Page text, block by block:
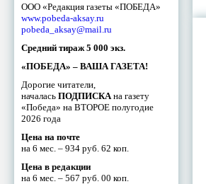
ООО «Редакция газеты «ПОБЕДА»
www.pobeda-aksay.ru
pobeda_aksay@mail.ru
Средний тираж 5 000 экз.
«ПОБЕДА» – ВАША ГАЗЕТА!
Дорогие читатели,
началась ПОДПИСКА на газету
«Победа» на ВТОРОЕ полугодие
2026 года
Цена на почте
на 6 мес. – 934 руб. 62 коп.
Цена в редакции
на 6 мес. – 567 руб. 00 коп.